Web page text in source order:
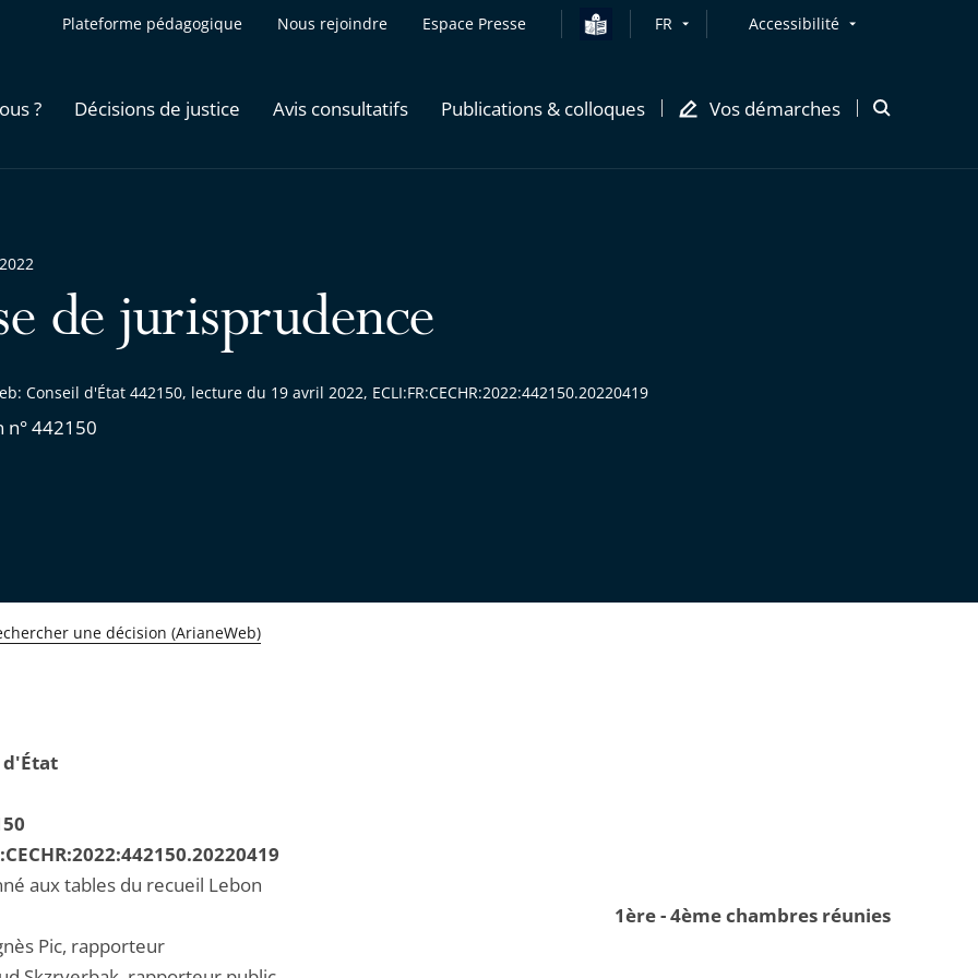
Plateforme pédagogique Nous rejoindre Espace Presse FR Accessibilité
? Décisions de justice Avis consultatifs Publications & colloques Vos démarches
Ouvrir
de jurisprudence
Conseil d'État 442150, lecture du 19 avril 2022, ECLI:FR:CECHR:2022:442150.20220419
n° 442150
une décision (ArianeWeb)
d'État
aux tables du recueil Lebon
1ère - 4ème chambres réunies
Pic, rapporteur